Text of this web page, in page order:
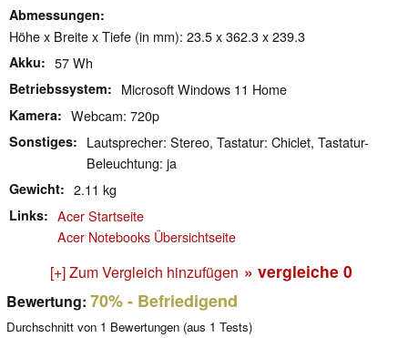
Abmessungen
Höhe x Breite x Tiefe (in mm): 23.5 x 362.3 x 239.3
Akku 57 Wh
Betriebssystem Microsoft Windows 11 Home
Kamera Webcam: 720p
Sonstiges
Lautsprecher: Stereo, Tastatur: Chiclet, Tastatur-
Beleuchtung: ja
Gewicht 2.11 kg
Links
Acer Startseite
Acer Notebooks Übersichtseite
[+] Zum Vergleich hinzufügen » vergleiche 0
Bewertung: 70%- Befriedigend
Durchschnitt von 1 Bewertungen (aus 1 Tests)